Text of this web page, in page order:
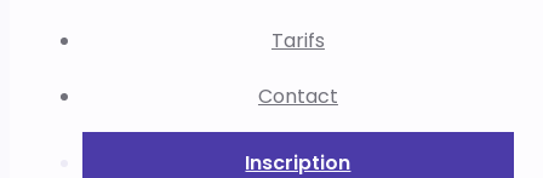
Tarifs
Contact
Inscription